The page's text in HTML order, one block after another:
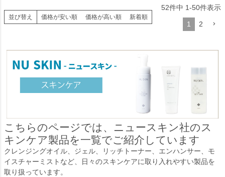
並び替え 価格が安い順 価格が高い順 新着順
52件中 1-50件表示
1 2
こちらのページでは、ニュースキン社のス
キンケア製品を一覧でご紹介しています
クレンジングオイル、ジェル、リッチトーナー、エンハンサー、モ
イスチャーミストなど、日々のスキンケアに取り入れやすい製品を
取り扱っています。